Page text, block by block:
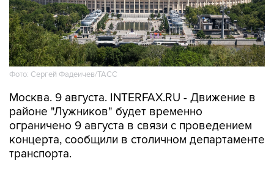
Фото: Сергей Фадеичев/ТАСС
Москва. 9 августа. INTERFAX.RU - Движение в
районе "Лужников" будет временно
ограничено 9 августа в связи с проведением
концерта, сообщили в столичном департаменте
транспорта.